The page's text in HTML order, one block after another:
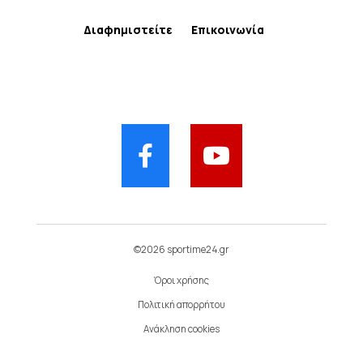
Διαφημιστείτε Επικοινωνία
©2026 sportime24.gr
Όροι χρήσης
Πολιτική απορρήτου
Ανάκληση cookies